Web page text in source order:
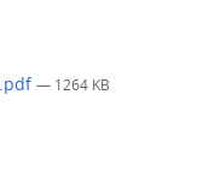
— 1264 KB